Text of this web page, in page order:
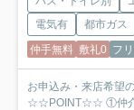
電気有
都市ガス
仲手無料 敷礼0 フ
お申込み・来店希望
☆☆POINT☆☆ ①仲介